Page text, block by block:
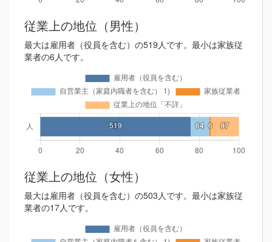
従業上の地位（男性）
最大は雇用者（役員を含む）の519人です。最小は家族従
業者の6人です。
従業上の地位（女性）
最大は雇用者（役員を含む）の503人です。最小は家族従
業者の17人です。